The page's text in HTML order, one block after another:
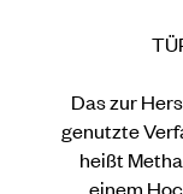
Das zur
genutzte
heißt
einem